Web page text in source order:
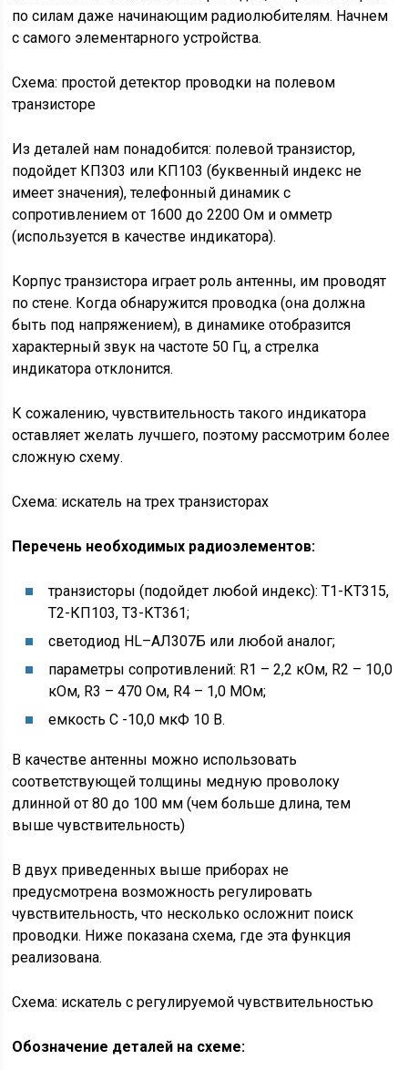
по силам даже начинающим радиолюбителям. Начнем
с самого элементарного устройства.
Схема: простой детектор проводки на полевом
транзисторе
Из деталей нам понадобится: полевой транзистор,
подойдет КП303 или КП103 (буквенный индекс не
имеет значения), телефонный динамик с
сопротивлением от 1600 до 2200 Ом и омметр
(используется в качестве индикатора).
Корпус транзистора играет роль антенны, им проводят
по стене. Когда обнаружится проводка (она должна
быть под напряжением), в динамике отобразится
характерный звук на частоте 50 Гц, а стрелка
индикатора отклонится.
К сожалению, чувствительность такого индикатора
оставляет желать лучшего, поэтому рассмотрим более
сложную схему.
Схема: искатель на трех транзисторах
Перечень необходимых радиоэлементов:
транзисторы (подойдет любой индекс): Т1-КТ315,
Т2-КП103, Т3-КТ361;
светодиод HL–АЛ307Б или любой аналог;
параметры сопротивлений: R1 – 2,2 кОм, R2 – 10,0
кОм, R3 – 470 Ом, R4 – 1,0 МОм;
емкость С -10,0 мкФ 10 В.
В качестве антенны можно использовать
соответствующей толщины медную проволоку
длинной от 80 до 100 мм (чем больше длина, тем
выше чувствительность)
В двух приведенных выше приборах не
предусмотрена возможность регулировать
чувствительность, что несколько осложнит поиск
проводки. Ниже показана схема, где эта функция
реализована.
Схема: искатель с регулируемой чувствительностью
Обозначение деталей на схеме: